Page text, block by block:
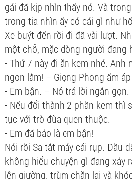
gái đã kịp nhìn thấy nó. Và
trong tia nhìn ấy có cái gì như
Xe buýt đến rồi đi đã vài lượt.
một chỗ, mặc dòng người đang
- Thứ 7 này đi ăn kem nhé. Anh
ngon lắm! – Giọng Phong ấm
- Em bận. – Nó trả lời ngắn gọn.
- Nếu đổi thành 2 phần kem thì
tục với trò đùa quen thuộc.
- Em đã bảo là em bận!
Nói rồi Sa tắt máy cái rụp. Đầu
không hiểu chuyện gì đang xảy
lên giường, trùm chăn lại và